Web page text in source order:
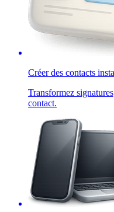
Créer des contacts
Transformez
contact.